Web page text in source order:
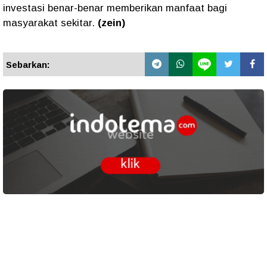
investasi benar-benar memberikan manfaat bagi
masyarakat sekitar. (zein)
Sebarkan: